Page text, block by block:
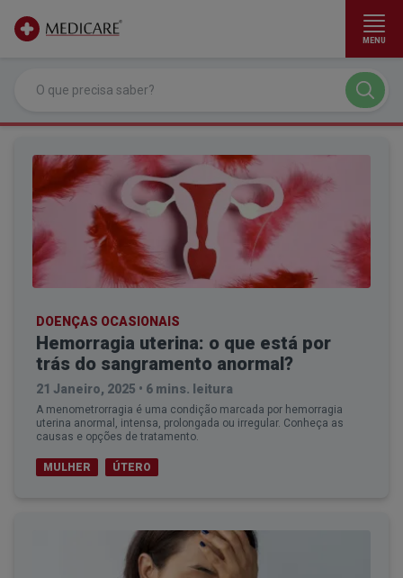
MENU
DOENÇAS OCASIONAIS
Hemorragia uterina: o que está por
trás do sangramento anormal?
21 Janeiro, 2025 • 6 mins. leitura
A menometrorragia é uma condição marcada por hemorragia
uterina anormal, intensa, prolongada ou irregular. Conheça as
causas e opções de tratamento.
MULHER ÚTERO